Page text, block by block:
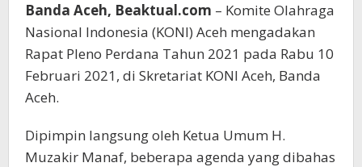
Banda Aceh, Beaktual.com – Komite Olahraga
Nasional Indonesia (KONI) Aceh mengadakan
Rapat Pleno Perdana Tahun 2021 pada Rabu 10
Februari 2021, di Skretariat KONI Aceh, Banda
Aceh.
Dipimpin langsung oleh Ketua Umum H.
Muzakir Manaf, beberapa agenda yang dibahas